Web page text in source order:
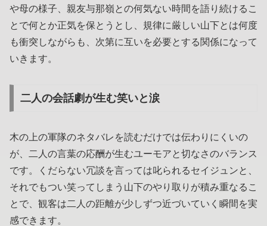
や母の様子、親友与那嶺との何気ない時間を語り続けるこ
とで何とか正気を保とうとし、規律に厳しい山下とは何度
も衝突しながらも、次第に互いを必要とする関係になって
いきます。
二人の会話劇が生む笑いと涙
木の上の軍隊のネタバレを読むだけでは伝わりにくいの
が、二人の言葉の応酬が生むユーモアと切なさのバランス
です。くだらない冗談を言っては叱られるセイジュンと、
それでもつい笑ってしまう山下のやり取りが積み重なるこ
とで、観客は二人の距離が少しずつ近づいていく瞬間を実
感できます。